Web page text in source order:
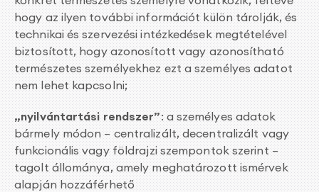
hogy az ilyen további információt külön tárolják, és
technikai és szervezési intézkedések megtételével
biztosított, hogy azonosított vagy azonosítható
természetes személyekhez ezt a személyes adatot
nem lehet kapcsolni;
„nyilvántartási rendszer”: a személyes adatok
bármely módon – centralizált, decentralizált vagy
funkcionális vagy földrajzi szempontok szerint –
tagolt állománya, amely meghatározott ismérvek
alapján hozzáférhető